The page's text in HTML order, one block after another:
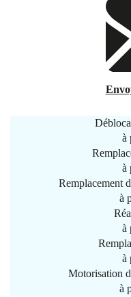
à
à
Remplacement
à
à
à
Motorisation
à